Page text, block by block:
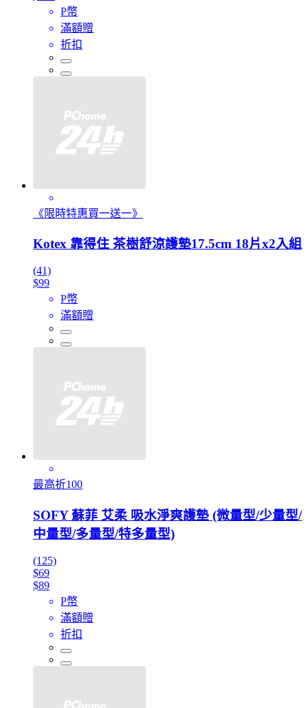
P幣
滿額贈
折扣
《限時特惠買一送一》
Kotex 靠得住 茶樹舒涼護墊17.5cm 18片x2入組
(41)
$99
P幣
滿額贈
最高折100
SOFY 蘇菲 艾柔 吸水淨爽護墊 (微量型/少量型/
中量型/多量型/特多量型)
(125)
$69
$89
P幣
滿額贈
折扣